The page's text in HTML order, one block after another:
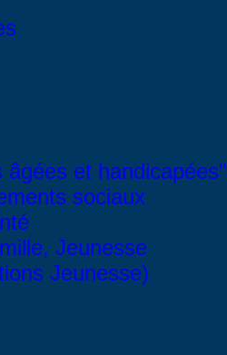
et handicapées"
sociaux
Jeunesse
Jeunesse)